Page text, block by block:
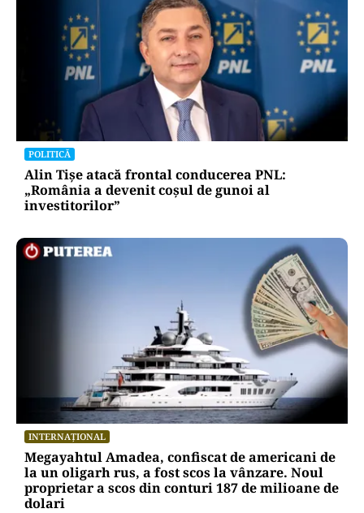
POLITICĂ
Alin Tișe atacă frontal conducerea PNL:
„România a devenit coșul de gunoi al
investitorilor”
INTERNAȚIONAL
Megayahtul Amadea, confiscat de americani de
la un oligarh rus, a fost scos la vânzare. Noul
proprietar a scos din conturi 187 de milioane de
dolari